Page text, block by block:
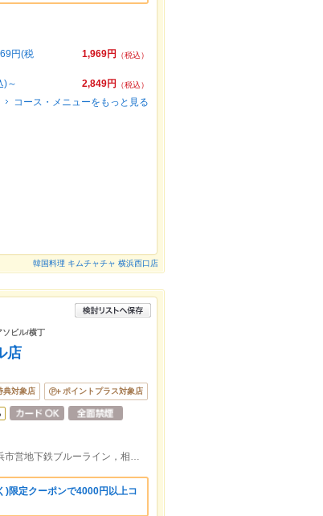
1,969円
（税込）
円(税
2,849円
（税込）
)～
コース・メニューをもっと見る
韓国料理 キムチャチャ 横浜西口店
ソビル/横丁
店
典対象店 ポイントプラス対象店
京浜急行本線，東急東横線，みなとみらい線，横浜市営地下鉄ブルーライン，相鉄本線，ＪＲ横浜駅みなみ東口徒歩約1分
)限定クーポンで4000円以上コ